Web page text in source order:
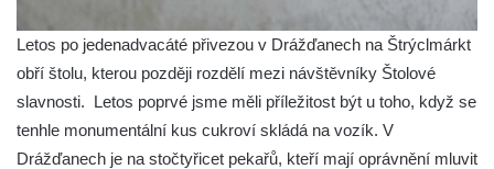
Letos po jedenadvacáté přivezou v Drážďanech na Štrýclmárkt
obří štolu, kterou později rozdělí mezi návštěvníky Štolové
slavnosti. Letos poprvé jsme měli příležitost být u toho, když se
tenhle monumentální kus cukroví skládá na vozík. V
Drážďanech je na stočtyřicet pekařů, kteří mají oprávnění mluvit